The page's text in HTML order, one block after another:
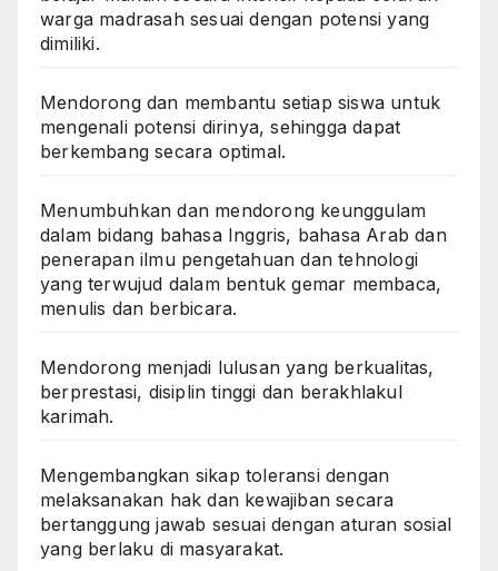
warga madrasah sesuai dengan potensi yang
dimiliki.
Mendorong dan membantu setiap siswa untuk
mengenali potensi dirinya, sehingga dapat
berkembang secara optimal.
Menumbuhkan dan mendorong keunggulam
dalam bidang bahasa Inggris, bahasa Arab dan
penerapan ilmu pengetahuan dan tehnologi
yang terwujud dalam bentuk gemar membaca,
menulis dan berbicara.
Mendorong menjadi lulusan yang berkualitas,
berprestasi, disiplin tinggi dan berakhlakul
karimah.
Mengembangkan sikap toleransi dengan
melaksanakan hak dan kewajiban secara
bertanggung jawab sesuai dengan aturan sosial
yang berlaku di masyarakat.